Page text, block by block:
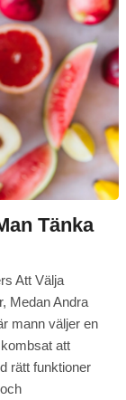
Tänka
Att Välja
Medan Andra
mann väljer en
att
rätt funktioner